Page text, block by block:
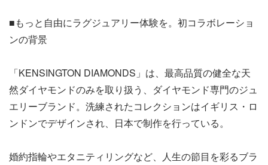
■もっと自由にラグジュアリー体験を。初コラボレーショ
ンの背景
「KENSINGTON DIAMONDS」は、最高品質の健全な天
然ダイヤモンドのみを取り扱う、ダイヤモンド専門のジュ
エリーブランド。洗練されたコレクションはイギリス・ロ
ンドンでデザインされ、日本で制作を行っている。
婚約指輪やエタニティリングなど、人生の節目を彩るブラ